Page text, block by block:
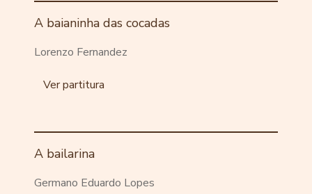
A baianinha das cocadas
Lorenzo Fernandez
Ver partitura
A bailarina
Germano Eduardo Lopes